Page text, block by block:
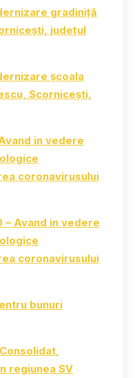
gradiniță
județul
școala
Scornicești,
in vedere
coronavirusului
– Avand in vedere
coronavirusului
bunuri
regiunea SV